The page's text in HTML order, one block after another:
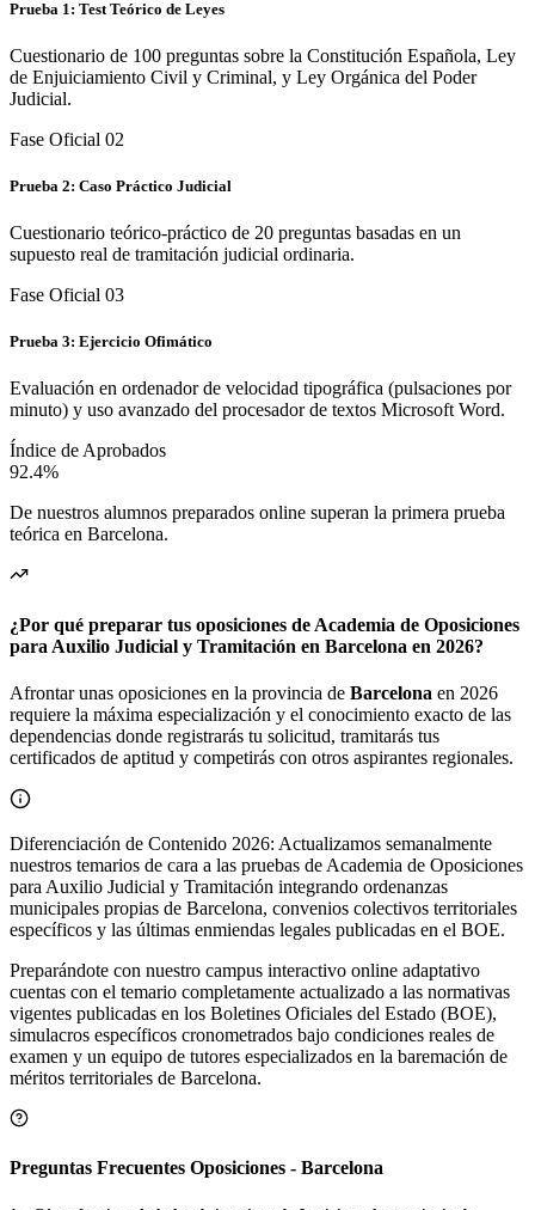
Prueba 1: Test Teórico de Leyes
Cuestionario de 100 preguntas sobre la Constitución Española, Ley
de Enjuiciamiento Civil y Criminal, y Ley Orgánica del Poder
Judicial.
Fase Oficial 02
Prueba 2: Caso Práctico Judicial
Cuestionario teórico-práctico de 20 preguntas basadas en un
supuesto real de tramitación judicial ordinaria.
Fase Oficial 03
Prueba 3: Ejercicio Ofimático
Evaluación en ordenador de velocidad tipográfica (pulsaciones por
minuto) y uso avanzado del procesador de textos Microsoft Word.
Índice de Aprobados
92.4%
De nuestros alumnos preparados online superan la primera prueba
teórica en Barcelona.
¿Por qué preparar tus oposiciones de Academia de Oposiciones
para Auxilio Judicial y Tramitación en Barcelona en 2026?
Afrontar unas oposiciones en la provincia de Barcelona en 2026
requiere la máxima especialización y el conocimiento exacto de las
dependencias donde registrarás tu solicitud, tramitarás tus
certificados de aptitud y competirás con otros aspirantes regionales.
Diferenciación de Contenido 2026: Actualizamos semanalmente
nuestros temarios de cara a las pruebas de Academia de Oposiciones
para Auxilio Judicial y Tramitación integrando ordenanzas
municipales propias de Barcelona, convenios colectivos territoriales
específicos y las últimas enmiendas legales publicadas en el BOE.
Preparándote con nuestro campus interactivo online adaptativo
cuentas con el temario completamente actualizado a las normativas
vigentes publicadas en los Boletines Oficiales del Estado (BOE),
simulacros específicos cronometrados bajo condiciones reales de
examen y un equipo de tutores especializados en la baremación de
méritos territoriales de Barcelona.
Preguntas Frecuentes Oposiciones - Barcelona